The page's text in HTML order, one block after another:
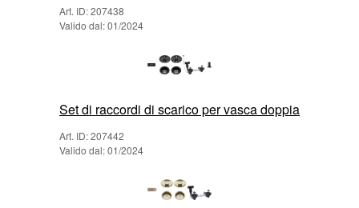
Art. ID: 207438
Valido dal: 01/2024
Set di raccordi di scarico per vasca doppia
Art. ID: 207442
Valido dal: 01/2024